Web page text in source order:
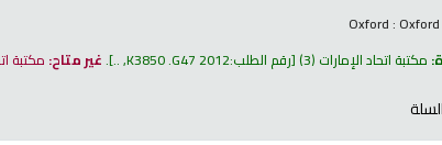
Oxford :
مكتبة اتحاد الإمارات (3) رقم الطلب:K3850 .G47 2012, ..
.غير متاح: مكتبة